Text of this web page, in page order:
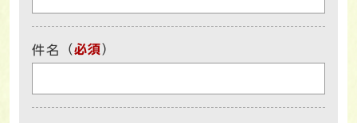
件名 （必須）